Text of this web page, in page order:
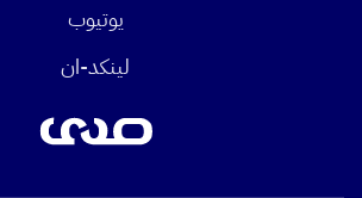
يوتيوب
لينكد-ان